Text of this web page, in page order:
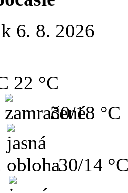
6. 8. 2026
22 °C
30/18 °C
30/14 °C